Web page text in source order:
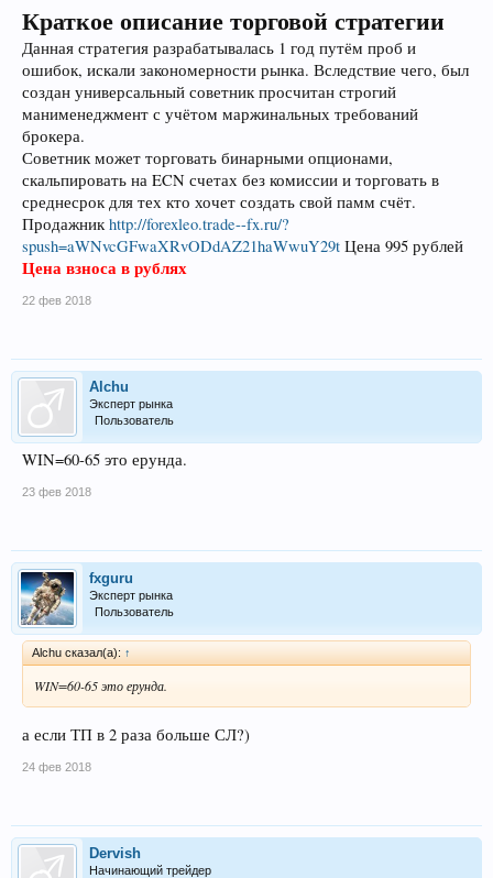
Краткое описание торговой стратегии
Данная стратегия разрабатывалась 1 год путём проб и
ошибок, искали закономерности рынка. Вследствие чего, был
создан универсальный советник просчитан строгий
манименеджмент с учётом маржинальных требований
брокера.
Советник может торговать бинарными опционами,
скальпировать на ECN счетах без комиссии и торговать в
среднесрок для тех кто хочет создать свой памм счёт.
Продажникhttp://forexleo.trade--fx.ru/?
spush=aWNvcGFwaXRvODdAZ21haWwuY29t Цена 995 рублей
Цена взноса в рублях
22 фев 2018
Alchu
Эксперт рынка
Пользователь
WIN=60-65 это ерунда.
23 фев 2018
fxguru
Эксперт рынка
Пользователь
Alchu сказал(а): ↑
WIN=60-65 это ерунда.
а если ТП в 2 раза больше СЛ?)
24 фев 2018
Dervish
Начинающий трейдер